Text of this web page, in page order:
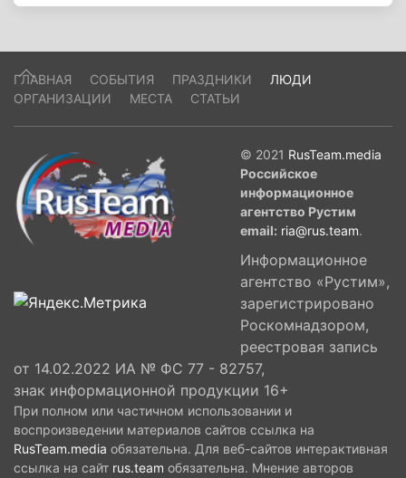
ГЛАВНАЯ СОБЫТИЯ ПРАЗДНИКИ
ЛЮДИ
ОРГАНИЗАЦИИ
МЕСТА СТАТЬИ
© 2021 RusTeam.media
Российское
информационное
агентство Рустим
email: ria@rus.team.
Информационное
агентство «Рустим»,
зарегистрировано
Роскомнадзором,
реестровая запись
от 14.02.2022 ИА № ФС 77 - 82757,
знак информационной продукции 16+
При полном или частичном использовании и
воспроизведении материалов сайтов ссылка на
RusTeam.media обязательна. Для веб-сайтов интерактивная
ссылка на сайт rus.team обязательна. Мнение авторов